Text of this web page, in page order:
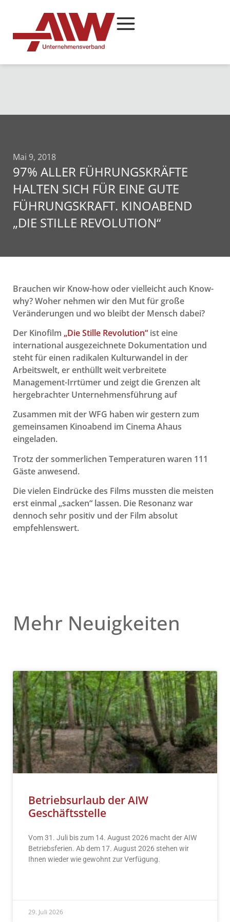
Mai 9, 2018
97% ALLER FÜHRUNGSKRÄFTE
HALTEN SICH FÜR EINE GUTE
FÜHRUNGSKRAFT. KINOABEND
„DIE STILLE REVOLUTION“
Brauchen wir Know-how oder vielleicht auch Know-
why? Woher nehmen wir den Mut für große
Veränderungen und wo bleibt der Mensch dabei?
Der Kinofilm „Die Stille Revolution“ ist eine
international ausgezeichnete Dokumentation und
steht für einen radikalen Kulturwandel in der
Arbeitswelt, er enthüllt weit verbreitete
Management-Irrtümer und zeigt die Grenzen alt
hergebrachter Unternehmensführung auf
Zusammen mit der WFG haben wir gestern zum
gemeinsamen Kinoabend im Cinema Ahaus
eingeladen.
Trotz der sommerlichen Temperaturen waren 111
Gäste anwesend.
Die vielen Eindrücke des Films mussten die meisten
erst einmal „sacken“ lassen. Die Resonanz war
dennoch sehr positiv und der Film absolut
empfehlenswert.
Mehr Neuigkeiten
Betriebsurlaub der AIW
Geschäftsstelle
Vom 31. Juli bis zum 14. August 2026 macht der AIW
Betriebsferien. Ab dem 17. August 2026 stehen wir
Ihnen wieder wie gewohnt zur Verfügung.
29. Juli 2026